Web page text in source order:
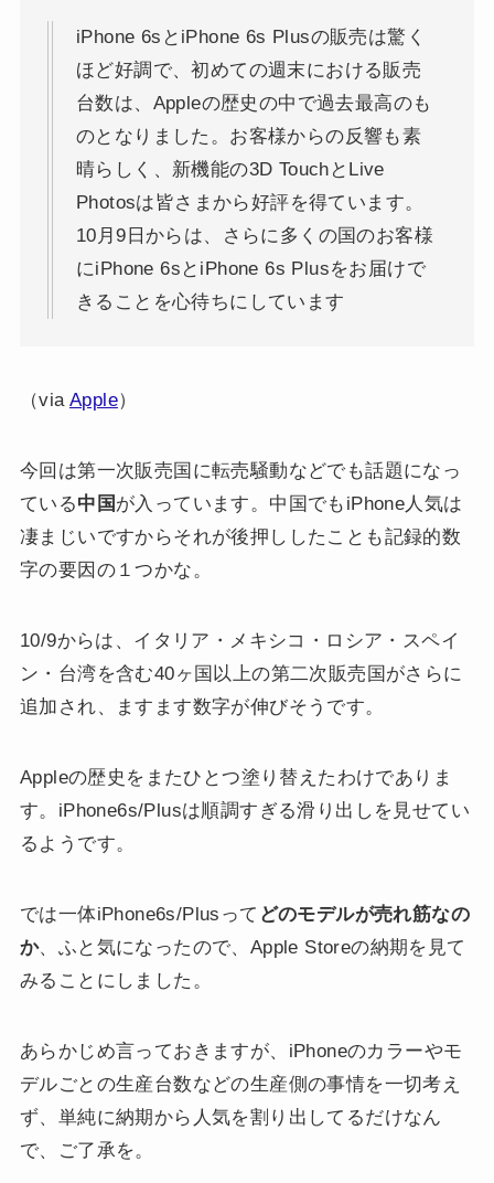
iPhone 6sとiPhone 6s Plusの販売は驚く
ほど好調で、初めての週末における販売
台数は、Appleの歴史の中で過去最高のも
のとなりました。お客様からの反響も素
晴らしく、新機能の3D TouchとLive
Photosは皆さまから好評を得ています。
10月9日からは、さらに多くの国のお客様
にiPhone 6sとiPhone 6s Plusをお届けで
きることを心待ちにしています
（via Apple）
今回は第一次販売国に転売騒動などでも話題になっ
ている中国 が入っています。中国でもiPhone人気は
凄まじいですからそれが後押ししたことも記録的数
字の要因の１つかな。
10/9からは、イタリア・メキシコ・ロシア・スペイ
ン・台湾を含む40ヶ国以上の第二次販売国がさらに
追加され、ますます数字が伸びそうです。
Appleの歴史をまたひとつ塗り替えたわけでありま
す。iPhone6s/Plusは順調すぎる滑り出しを見せてい
るようです。
では一体iPhone6s/Plusって どのモデルが売れ筋なの
か、ふと気になったので、Apple Storeの納期を見て
みることにしました。
あらかじめ言っておきますが、iPhoneのカラーやモ
デルごとの生産台数などの生産側の事情を一切考え
ず、単純に納期から人気を割り出してるだけなん
で、ご了承を。